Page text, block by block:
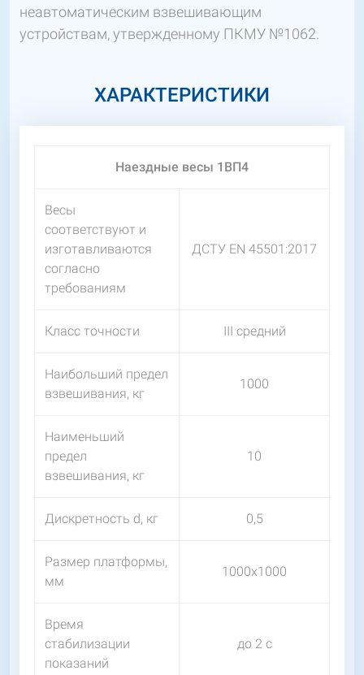
неавтоматическим взвешивающим
устройствам, утвержденному ПКМУ №1062.
ХАРАКТЕРИСТИКИ
Наездные весы 1ВП4
Весы
соответствуют и
изготавливаются
согласно
требованиям
ДСТУ EN 45501:2017
Класс точности III средний
Наибольший предел
взвешивания, кг
1000
Наименьший
предел
взвешивания, кг
10
Дискретность d, кг 0,5
Размер платформы,
мм
1000х1000
Время
стабилизации
показаний
до 2 с